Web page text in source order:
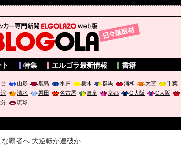
web版 BLOGOLA
特集 エルゴラ最新情報 書籍
山形 鹿島 水戸 栃木 群馬 浦和 大宮 千葉
清水 磐田 名古屋 岐阜 京都 G大阪 C大阪
分 琉球
な覇者へ 大逆転か連破か